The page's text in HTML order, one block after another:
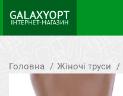
Головна Жіночі труси